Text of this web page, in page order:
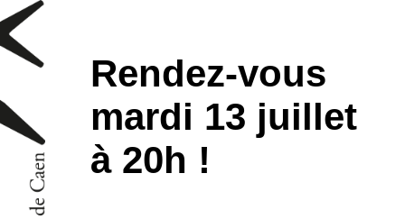
Rendez-vous
mardi 13 juillet
à 20h !